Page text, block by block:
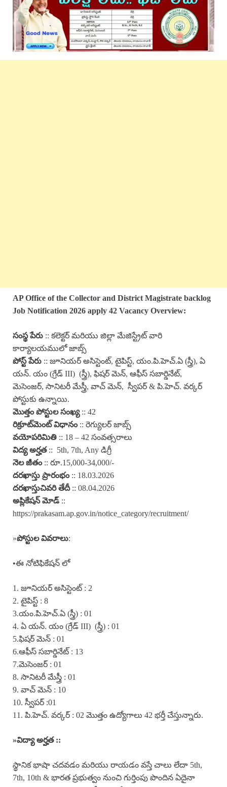
AP Office of the Collector and District Magistrate backlog
Job Notification 2026 apply 42 Vacancy Overview:
సంస్థ పేరు :: కలెక్టర్ మరియు జిల్లా మేజిస్ట్రేట్ వారి
కార్యాలయములో జాబ్స్
పోస్ట్ పేరు :: జూనియర్ అసిస్టెంట్, టైపిస్ట్, యం.పి.హెచ్.ఏ (స్త్రీ), ఏ
యన్. యం (గ్రేడ్ III) (స్త్రీ), ఫిషర్ మెన్, ఆఫీస్ సబార్డినేట్,
మెసెంజర్, సానిటరీ మేస్త్రీ, వాచ్ మెన్, స్వీపర్ & పి.హెచ్. వర్కర్
పోస్టుకు ఉన్నాయి.
మొత్తం పోస్టుల సంఖ్య:: 42
రిక్రూట్‌మెంట్ విధానం:: రెగ్యులర్ జాబ్స్
వయోపరిమితి :: 18 – 42 సంవత్సరాలు
విద్య అర్హత:: 5th, 7th, Any డిగ్రీ
నెల జీతం:: రూ.15,000-34,000/-
దరఖాస్తు ప్రారంభం :: 18.03.2026
దరఖాస్తుచివరి తేదీ :: 08.04.2026
అప్లికేషన్ మోడ్ ::
https://prakasam.ap.gov.in/notice_category/recruitment/
»పోస్టుల వివరాలు:
•ఈ నోటిఫికేషన్ లో
1. జూనియర్ అసిస్టెంట్ : 2
2. టైపిస్ట్ : 8
3.యం.పి.హెచ్.ఏ (స్త్రీ) : 01
4. ఏ యన్. యం (గ్రేడ్ III) (స్త్రీ) : 01
5.ఫిషర్ మెన్ : 01
6.ఆఫీస్ సబార్డినేట్ : 13
7.మెసెంజర్ : 01
8. సానిటరీ మేస్త్రీ : 01
9. వాచ్ మెన్ : 10
10. స్వీపర్ :01
11. పి.హెచ్. వర్కర్ : 02 మొత్తం ఉద్యోగాలు 42 భర్తీ చేస్తున్నారు.
»విద్యా అర్హత ::
స్థానిక భాషా చదవడం మరియు రాయడం వస్తే చాలు లేదా 5th,
7th, 10th & భారత ప్రభుత్వం నుంచి గుర్తింపు పొందిన ఏదైనా